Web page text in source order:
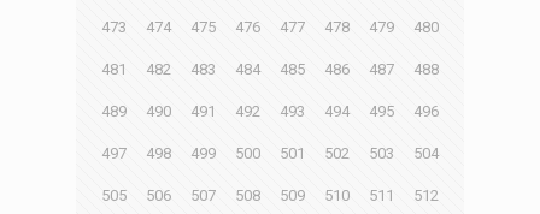
473 474 475 476 477 478 479 480
481 482 483 484 485 486 487 488
489 490 491 492 493 494 495 496
497 498 499 500 501 502 503 504
505 506 507 508 509 510 511 512